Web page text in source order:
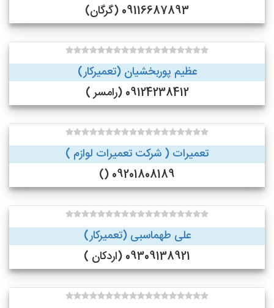
09116687893 (گرگان)
عظیم پوربخشیان (تعمیرکار)
09124238412 (رامسر )
تعمیرات ( شرکت تعمیرات لوازم )
09201808189 ()
علی طهماسبی (تعمیرکار)
09309138921 (اردکان )